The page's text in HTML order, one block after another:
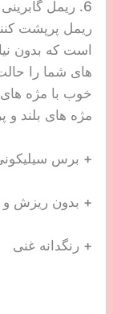
6. ریمل گابرینی مدل Exceptional
ریمل پرپشت
است که بدون
های شما را
خوب با مژه
مژه های بلند و
+ برس
+ بدون ریزش و
+ رنگدانه غنی